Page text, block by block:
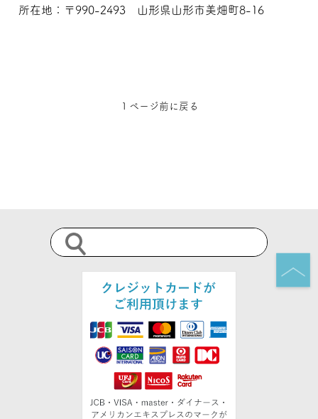
所在地：〒990-2493 山形県山形市美畑町8-16
１ページ前に戻る